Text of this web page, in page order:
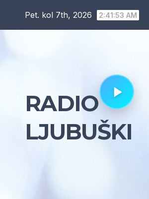
Pet. kol 7th, 2026 2:41:54 AM
RADIO
LJUBUŠKI